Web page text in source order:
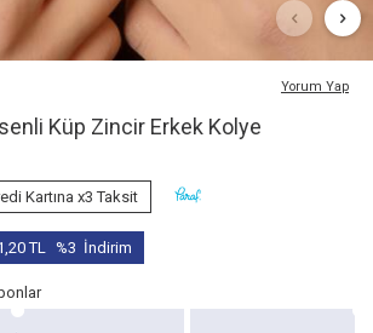
Yorum Yap
Küp Zincir Erkek Kolye
Kartına x3 Taksit
TL %3 İndirim